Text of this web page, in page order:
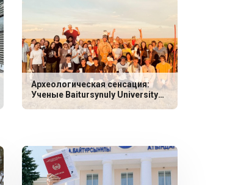
Археологическая сенсация:
Ученые Baitursynuly University
обнаружили уникальные